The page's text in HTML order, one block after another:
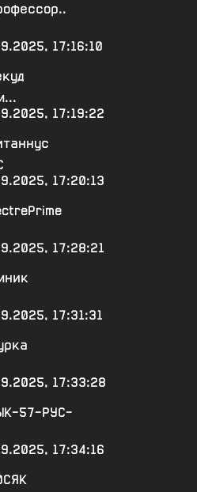
17:16:10
17:19:22
17:20:13
17:28:21
17:31:31
17:33:28
57-РУС-
17:34:16